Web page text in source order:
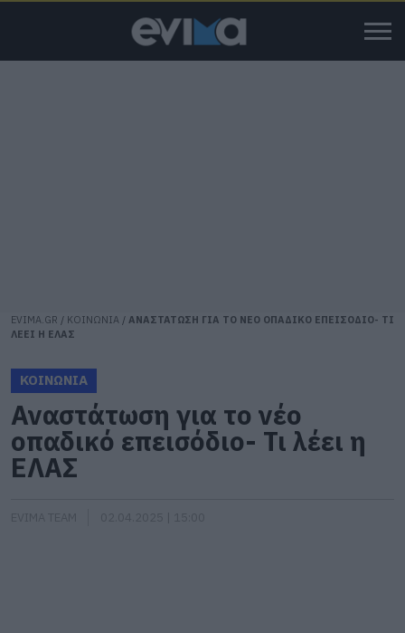
EVIMA.GR / ΚΟΙΝΩΝΙΑ / ΑΝΑΣΤΑΤΩΣΗ ΓΙΑ ΤΟ ΝΕΟ ΟΠΑΔΙΚΟ ΕΠΕΙΣΟΔΙΟ- ΤΙ
ΛΕΕΙ Η ΕΛΑΣ
ΚΟΙΝΩΝΙΑ
Αναστάτωση για το νέο
οπαδικό επεισόδιο- Τι λέει η
ΕΛΑΣ